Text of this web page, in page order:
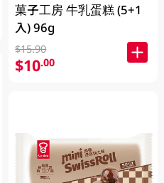
菓子工房 牛乳蛋糕 (5+1
入) 96g
$15.90
$10.00